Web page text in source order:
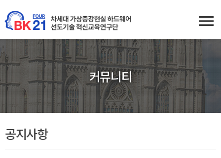
커뮤니티
공지사항